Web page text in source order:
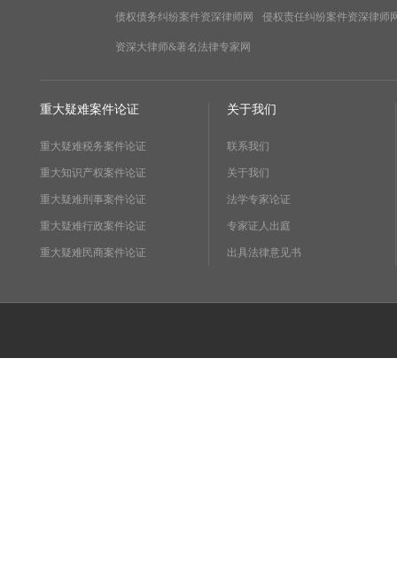
债权债务纠纷案件资深律师网 侵权责任纠纷案件资深律师
资深大律师&著名法律专家网
重大疑难案件论证
重大疑难税务案件论证
重大知识产权案件论证
重大疑难刑事案件论证
重大疑难行政案件论证
重大疑难民商案件论证
关于我们
联系我们
关于我们
法学专家论证
专家证人出庭
出具法律意见书